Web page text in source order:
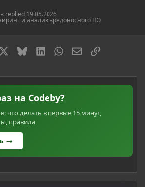
и анализ вредоносного ПО
19.05.2026
BlueskyLinkedInWhatsAppЭлектронная
Ссылка
на Codeby?
что делать в первые 15 минут,
правила
→